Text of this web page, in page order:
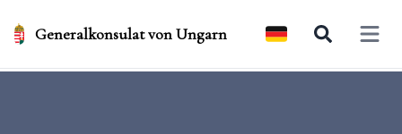
Generalkonsulat von Ungarn Open